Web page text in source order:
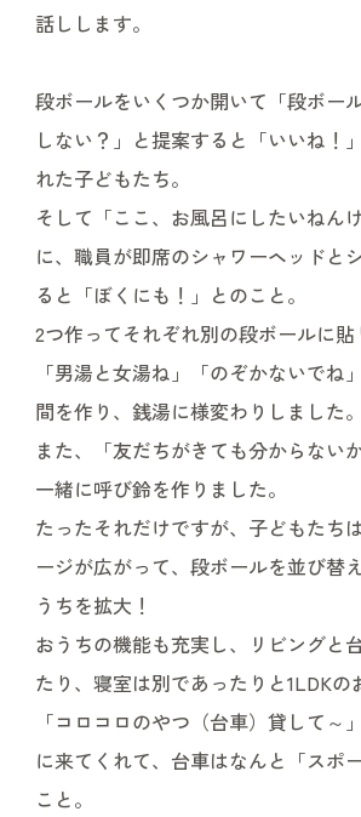
話しします。
段ボールをいくつか開いて「段ボー
しない？」と提案すると「いいね！
れた子どもたち。
そして「ここ、お風呂にしたいねん
に、職員が即席のシャワーヘッドと
ると「ぼくにも！」とのこと。
2つ作ってそれぞれ別の段ボールに貼
「男湯と女湯ね」「のぞかないでね
間を作り、銭湯に様変わりしました。
また、「友だちがきても分からない
一緒に呼び鈴を作りました。
たったそれだけですが、子どもたち
ージが広がって、段ボールを並び替
うちを拡大！
おうちの機能も充実し、リビングと
たり、寝室は別であったりと1LDKの
「コロコロのやつ（台車）貸して～
に来てくれて、台車はなんと「スポ
こと。